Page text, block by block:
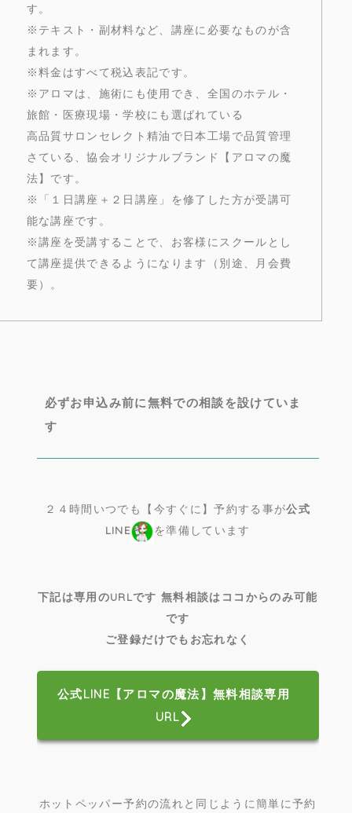
す。
※テキスト・副材料など、講座に必要なものが含
まれます。
※料金はすべて税込表記です。
※アロマは、施術にも使用でき、全国のホテル・
旅館・医療現場・学校にも選ばれている
高品質サロンセレクト精油で日本工場で品質管理
さている、協会オリジナルブランド【アロマの魔
法】です。
※「１日講座＋２日講座」を修了した方が受講可
能な講座です。
※講座を受講することで、お客様にスクールとし
て講座提供できるようになります（別途、月会費
要）。
必ずお申込み前に無料での相談を設けていま
す
２４時間いつでも【今すぐに】予約する事が公式
LINE
を準備しています
下記は専用のURLです 無料相談はココからのみ可能
です
ご登録だけでもお忘れなく
公式LINE【アロマの魔法】無料相談専用
URL
ホットペッパー予約の流れと同じように簡単に予約